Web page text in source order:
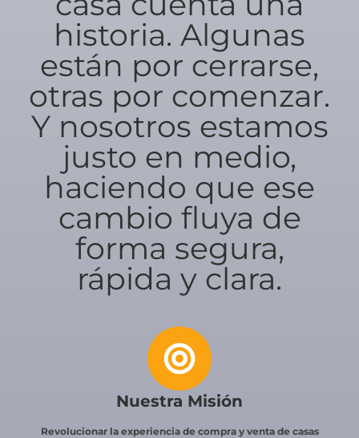
historia. Algunas
están por cerrarse,
otras por comenzar.
Y nosotros estamos
justo en medio,
haciendo que ese
cambio fluya de
forma segura,
rápida y clara.
Nuestra Misión
Revolucionar la experiencia de compra y venta de casas